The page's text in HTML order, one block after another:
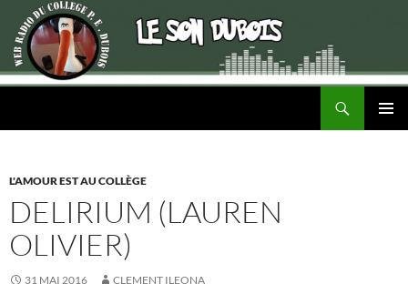
L'AMOUR EST AU COLLÈGE
DELIRIUM (LAUREN
OLIVIER)
31 MAI 2016 CLEMENT ILEONA